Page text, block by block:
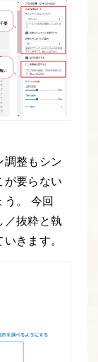
調整もシン
が要らない
う。 今回
／抜粋と執
きます。